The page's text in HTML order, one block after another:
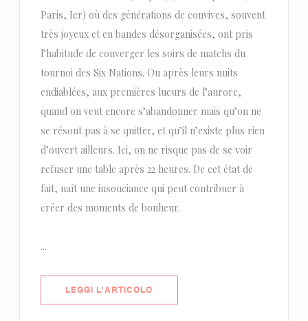
Paris, Ier) où des générations de convives, souvent
très joyeux et en bandes désorganisées, ont pris
l’habitude de converger les soirs de matchs du
tournoi des Six Nations. Ou après leurs nuits
endiablées, aux premières lueurs de l’aurore,
quand on veut encore s’abandonner mais qu’on ne
se résout pas à se quitter, et qu’il n’existe plus rien
d’ouvert ailleurs. Ici, on ne risque pas de se voir
refuser une table après 22 heures. De cet état de
fait, naît une insouciance qui peut contribuer à
créer des moments de bonheur.
...
LEGGI L'ARTICOLO